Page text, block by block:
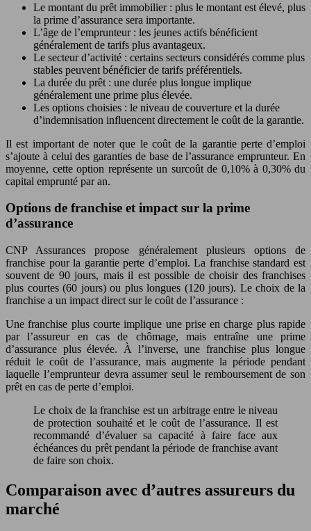
Le montant du prêt immobilier : plus le montant est élevé, plus
la prime d’assurance sera importante.
L’âge de l’emprunteur : les jeunes actifs bénéficient
généralement de tarifs plus avantageux.
Le secteur d’activité : certains secteurs considérés comme plus
stables peuvent bénéficier de tarifs préférentiels.
La durée du prêt : une durée plus longue implique
généralement une prime plus élevée.
Les options choisies : le niveau de couverture et la durée
d’indemnisation influencent directement le coût de la garantie.
Il est important de noter que le coût de la garantie perte d’emploi
s’ajoute à celui des garanties de base de l’assurance emprunteur. En
moyenne, cette option représente un surcoût de 0,10% à 0,30% du
capital emprunté par an.
Options de franchise et impact sur la prime
d’assurance
CNP Assurances propose généralement plusieurs options de
franchise pour la garantie perte d’emploi. La franchise standard est
souvent de 90 jours, mais il est possible de choisir des franchises
plus courtes (60 jours) ou plus longues (120 jours). Le choix de la
franchise a un impact direct sur le coût de l’assurance :
Une franchise plus courte implique une prise en charge plus rapide
par l’assureur en cas de chômage, mais entraîne une prime
d’assurance plus élevée. À l’inverse, une franchise plus longue
réduit le coût de l’assurance, mais augmente la période pendant
laquelle l’emprunteur devra assumer seul le remboursement de son
prêt en cas de perte d’emploi.
Le choix de la franchise est un arbitrage entre le niveau
de protection souhaité et le coût de l’assurance. Il est
recommandé d’évaluer sa capacité à faire face aux
échéances du prêt pendant la période de franchise avant
de faire son choix.
Comparaison avec d’autres assureurs du
marché